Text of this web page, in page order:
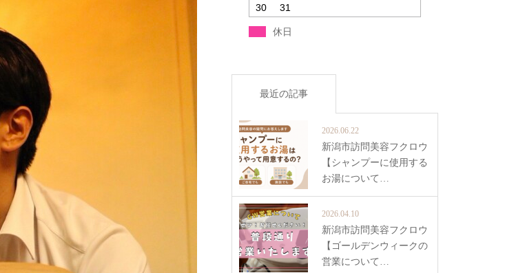
30
31
休日
最近の記事
2026.06.22
新潟市訪問美容フクロウ
【シャンプーに使用する
お湯について…
2026.04.10
新潟市訪問美容フクロウ
【ゴールデンウィークの
営業について…